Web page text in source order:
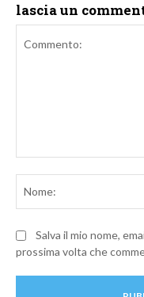
lascia un
Salva il mio nome,
prossima volta che